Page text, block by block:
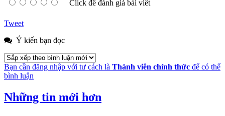
Click để đánh giá bài viết
Tweet
Ý kiến bạn đọc
Bạn cần đăng nhập với tư cách là Thành viên chính thức để có thể
bình luận
Những tin mới hơn